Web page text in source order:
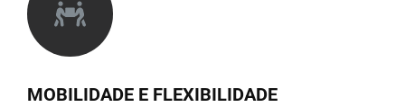
MOBILIDADE E FLEXIBILIDADE